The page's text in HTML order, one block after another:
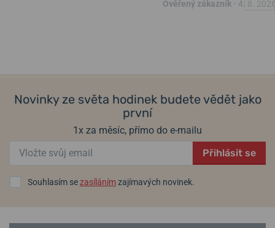
Ověřený zákazník 4. 8.
Novinky ze světa hodinek budete vědět jako
první
1x za měsíc, přímo do e-mailu
Přihlásit se
Souhlasím sezasílánímzajímavých novinek.